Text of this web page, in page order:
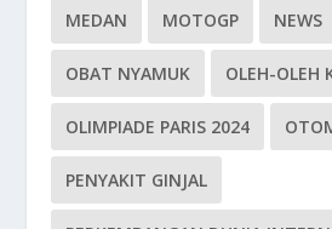
MEDAN MOTOGP NEWS
OBAT NYAMUK OLEH-OLEH
OLIMPIADE PARIS 2024
PENYAKIT GINJAL